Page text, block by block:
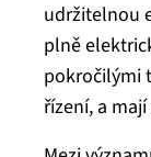
udržitelnou
plně
pokročilými
řízení, a